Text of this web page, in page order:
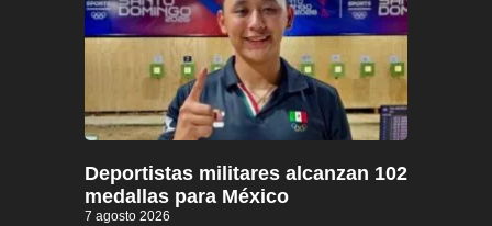
Deportistas militares alcanzan 102
medallas para México
7 agosto 2026